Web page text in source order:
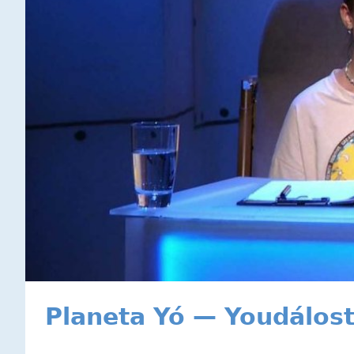
Planeta Yó —